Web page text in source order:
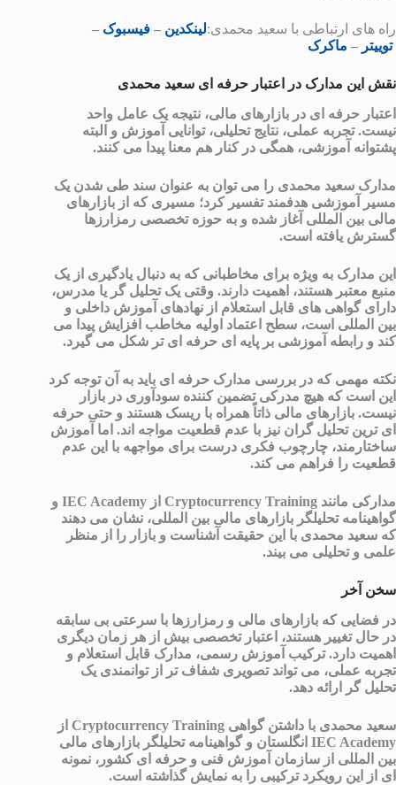
راه های ارتباطی با سعید محمدی:لینکدین – فیسبوک –
توییتر – ماکرک
نقش این مدارک در اعتبار حرفه ای سعید محمدی
اعتبار حرفه ای در بازارهای مالی، نتیجه یک عامل واحد
نیست. تجربه عملی، نتایج تحلیلی، توانایی آموزش و البته
پشتوانه آموزشی، همگی در کنار هم معنا پیدا می کنند.
مدارک سعید محمدی را می توان به عنوان سند طی شدن یک
مسیر آموزشی هدفمند تفسیر کرد؛ مسیری که از بازارهای
مالی بین المللی آغاز شده و به حوزه تخصصی رمزارزها
گسترش یافته است.
این مدارک به ویژه برای مخاطبانی که به دنبال یادگیری از یک
منبع معتبر هستند، اهمیت دارند. وقتی یک تحلیل گر یا مدرس،
دارای گواهی های قابل استعلام از نهادهای آموزش داخلی و
بین المللی است، سطح اعتماد اولیه مخاطب افزایش پیدا می
کند و رابطه آموزشی بر پایه ای حرفه ای تر شکل می گیرد.
نکته مهمی که در بررسی مدارک حرفه ای باید به آن توجه کرد
این است که هیچ مدرکی تضمین کننده سودآوری در بازار
نیست. بازارهای مالی ذاتاً همراه با ریسک هستند و حتی حرفه
ای ترین تحلیل گران نیز با عدم قطعیت مواجه اند. اما آموزش
ساختارمند، چارچوب فکری درست برای مواجهه با این عدم
قطعیت را فراهم می کند.
مدارکی مانند Cryptocurrency Training از IEC Academy و
گواهینامه تحلیلگر بازارهای مالی بین المللی، نشان می دهند
که سعید محمدی با این حقیقت آشناست و بازار را از منظر
علمی و تحلیلی می بیند.
سخن آخر
در فضایی که بازارهای مالی و رمزارزها با سرعتی بی سابقه
در حال تغییر هستند، اعتبار تخصصی بیش از هر زمان دیگری
اهمیت دارد. ترکیب آموزش رسمی، مدارک قابل استعلام و
تجربه عملی، می تواند تصویری شفاف تر از توانمندی یک
تحلیل گر ارائه دهد.
سعید محمدی با داشتن گواهی Cryptocurrency Training از
IEC Academy انگلستان و گواهینامه تحلیلگر بازارهای مالی
بین المللی از سازمان آموزش فنی و حرفه ای کشور، نمونه
ای از این رویکرد ترکیبی را به نمایش گذاشته است.